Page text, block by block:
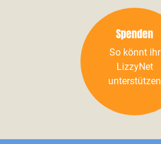
Spenden
So könnt ihr
LizzyNet
unterstützen